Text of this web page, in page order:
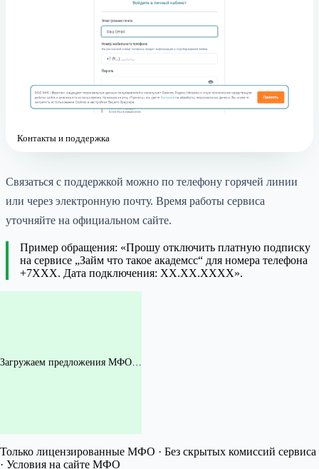
Контакты и поддержка
Связаться с поддержкой можно по телефону горячей линии
или через электронную почту. Время работы сервиса
уточняйте на официальном сайте.
Пример обращения: «Прошу отключить платную подписку
на сервисе „Займ что такое академсс“ для номера телефона
+7XXX. Дата подключения: XX.XX.XXXX».
Загружаем предложения МФО…
Только лицензированные МФО · Без скрытых комиссий сервиса
· Условия на сайте МФО